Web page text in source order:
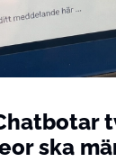
ska